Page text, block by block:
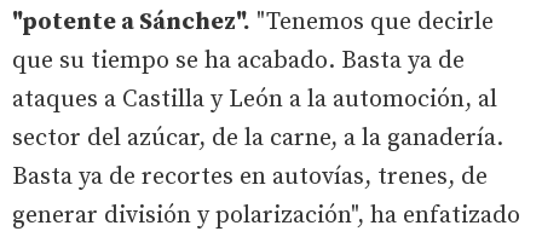
"potente a Sánchez". "Tenemos que decirle
que su tiempo se ha acabado. Basta ya de
ataques a Castilla y León a la automoción, al
sector del azúcar, de la carne, a la ganadería.
Basta ya de recortes en autovías, trenes, de
generar división y polarización", ha enfatizado